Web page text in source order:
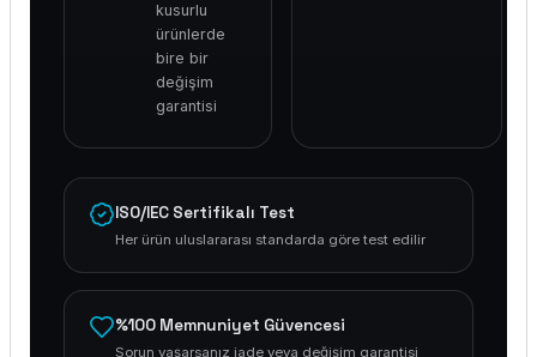
kusurlu
ürünlerde
bire bir
değişim
garantisi
ISO/IEC Sertifikalı Test
Her ürün uluslararası standarda göre test edilir
%100 Memnuniyet Güvencesi
Sorun yaşarsanız iade veya değişim garantisi